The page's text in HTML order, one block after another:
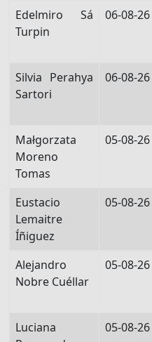
Edelmiro Sá
Turpin
06-08-26
Silvia Perahya
Sartori
06-08-26
Małgorzata
Moreno
Tomas
05-08-26
Eustacio
Lemaitre
Íñiguez
05-08-26
Alejandro
Nobre Cuéllar
05-08-26
Luciana
05-08-26